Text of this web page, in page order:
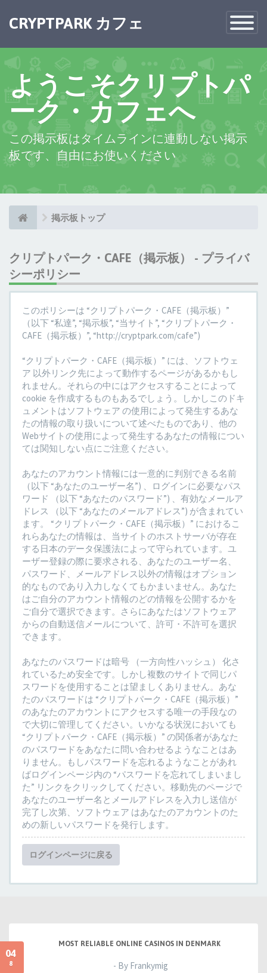
Toggle
CRYPTPARK カフェ ×
ようこそクリプトパ
ーク・カフェへ
この掲示板はタイムラインに連動しない掲示
板です、自由にお使いください
掲示板トップ
クリプトパーク・CAFE（掲示板） - プライバ
シーポリシー
このポリシーは “クリプトパーク・CAFE（掲示板）”
（以下 “私達”, “掲示板”, “当サイト”, “クリプトパーク・
CAFE（掲示板）”, “http://cryptpark.com/cafe”)
“クリプトパーク・CAFE（掲示板）” には、ソフトウェ
ア 以外リンク先によって動作するページがあるかもし
れません。それらの中にはアクセスすることによって
cookie を作成するものもあるでしょう。しかしこのドキ
ュメントはソフトウェア の使用によって発生するあな
たの情報の取り扱いについて述べたものであり、他の
Webサイトの使用によって発生するあなたの情報につい
ては関知しない点にご注意ください。
あなたのアカウント情報には一意的に判別できる名前
（以下 “あなたのユーザー名”) 、ログインに必要なパス
ワード （以下 “あなたのパスワード”) 、有効なメールア
ドレス （以下 “あなたのメールアドレス”) が含まれてい
ます。 “クリプトパーク・CAFE（掲示板）” におけるこ
れらあなたの情報は、当サイトのホストサーバが存在
する日本のデータ保護法によって守られています。ユ
ーザー登録の際に要求される、あなたのユーザー名、
パスワード、メールアドレス以外の情報はオプション
的なものであり入力しなくてもかまいません。あなた
はご自分のアカウント情報のどの情報を公開するかを
ご自分で選択できます。さらにあなたはソフトウェア
からの自動送信メールについて、許可・不許可を選択
できます。
あなたのパスワードは暗号 （一方向性ハッシュ） 化さ
れているため安全です。しかし複数のサイトで同じパ
スワードを使用することは望ましくありません。あな
たのパスワードは “クリプトパーク・CAFE（掲示板）”
のあなたのアカウントにアクセスする唯一の手段なの
で大切に管理してください。いかなる状況においても
“クリプトパーク・CAFE（掲示板）” の関係者があなた
のパスワードをあなたに問い合わせるようなことはあ
りません。もしパスワードを忘れるようなことがあれ
ばログインページ内の “パスワードを忘れてしまいまし
た” リンクをクリックしてください。移動先のページで
あなたのユーザー名とメールアドレスを入力し送信が
完了し次第、ソフトウェア はあなたのアカウントのた
めの新しいパスワードを発行します。
ログインページに戻る
04
8
MOST RELIABLE ONLINE CASINOS IN DENMARK
- By Frankymig